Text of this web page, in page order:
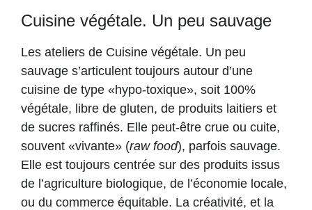
Cuisine végétale. Un peu sauvage
Les ateliers de Cuisine végétale. Un peu
sauvage s’articulent toujours autour d’une
cuisine de type «hypo-toxique», soit 100%
végétale, libre de gluten, de produits laitiers et
de sucres raffinés. Elle peut-être crue ou cuite,
souvent «vivante» (raw food), parfois sauvage.
Elle est toujours centrée sur des produits issus
de l’agriculture biologique, de l’économie locale,
ou du commerce équitable. La créativité, et la